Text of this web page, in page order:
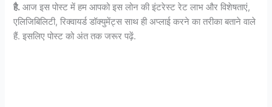
है. आज इस पोस्ट में हम आपको इस लोन की इंटरेस्ट रेट लाभ और विशेषताएं,
एलिजिबिलिटी, रिक्वायर्ड डॉक्युमेंट्स साथ ही अप्लाई करने का तरीका बताने वाले
हैं. इसलिए पोस्ट को अंत तक जरूर पढ़ें.